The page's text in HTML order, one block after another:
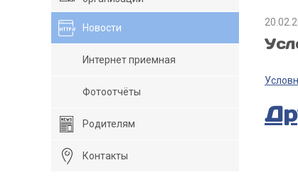
Новости
Интернет приемная
Фотоотчёты
Родителям
Контакты